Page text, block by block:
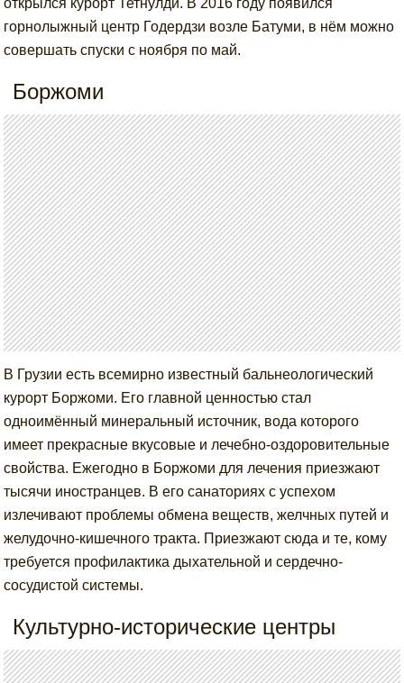
горнолыжный центр Годердзи возле Батуми, в нём можно
совершать спуски с ноября по май.
Боржоми
В Грузии есть всемирно известный бальнеологический
курорт Боржоми. Его главной ценностью стал
одноимённый минеральный источник, вода которого
имеет прекрасные вкусовые и лечебно-оздоровительные
свойства. Ежегодно в Боржоми для лечения приезжают
тысячи иностранцев. В его санаториях с успехом
излечивают проблемы обмена веществ, желчных путей и
желудочно-кишечного тракта. Приезжают сюда и те, кому
требуется профилактика дыхательной и сердечно-
сосудистой системы.
Культурно-исторические центры